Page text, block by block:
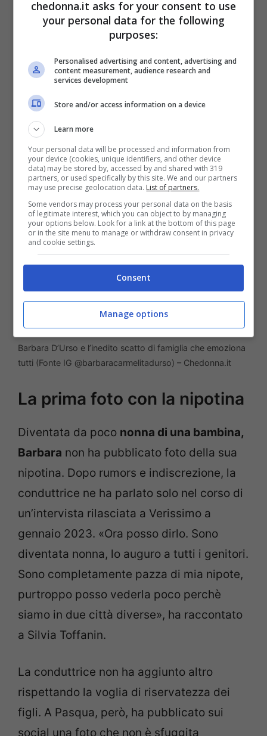
Rodolfo con mamma Vera, scomparsa
quando la conduttrice di Pomeriggio 5
Riccardo e le sorelle Fabiana ed Eleonora
sono nati dal secondo matrimonio del
padre con Wanda Randi, donna che
Barbara considera la sua seconda madre.
Barbara D’Urso e l’inedito scatto di famiglia che emoziona
tutti (Fonte IG @barbaracarmelitadurso) – Chedonna.it
La prima foto con la nipotina
Diventata da poco nonna di una bambina,
Barbara non ha pubblicato foto della sua
nipotina. Dopo rumors e indiscrezione, la
conduttrice ne ha parlato solo nel corso di
un’intervista rilasciata a Verissimo a
gennaio 2023. «Ora posso dirlo. Sono
diventata nonna, lo auguro a tutti i genitori.
Sono completamente pazza di mia nipote,
purtroppo posso vederla poco perchè
siamo in due città diverse», ha raccontato
a Silvia Toffanin.
La conduttrice non ha aggiunto altro
rispettando la voglia di riservatezza dei
figli. A Pasqua, però, ha pubblicato sui
social una foto che non è sfuggita
chedonna.it asks for your consent to use
your personal data for the following
purposes:
Personalised advertising and content, advertising and
content measurement, audience research and
services development
Store and/or access information on a device
Learn more
Your personal data will be processed and information from
your device (cookies, unique identifiers, and other device
data) may be stored by, accessed by and shared with 319
partners, or used specifically by this site. We and our partners
may use precise geolocation data. List of partners.
Some vendors may process your personal data on the basis
of legitimate interest, which you can object to by managing
your options below. Look for a link at the bottom of this page
or in the site menu to manage or withdraw consent in privacy
and cookie settings.
Consent
Manage options